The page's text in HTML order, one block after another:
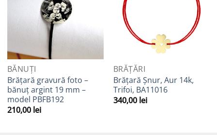
BĂNUȚI
Brățară gravură foto –
bănuț argint 19 mm –
model PBFB192
210,00 lei
Favorite
BRĂȚĂRI
Brățară Șnur, Aur 14k,
Trifoi, BA11016
340,00 lei